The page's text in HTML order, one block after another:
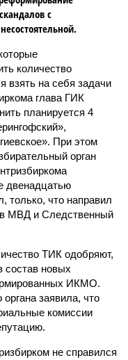
с
количество
взять на себя задачи
глава ГИК
планируется 4
При этом
орган
двенадцатью
только, что направил
в МВД и Следственный
ТИК одобряют,
состав новых
ИКМО.
органа заявила, что
комиссии
не справился